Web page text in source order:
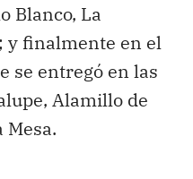
Blanco, La
y finalmente en el
se entregó en las
Alamillo de
Mesa.